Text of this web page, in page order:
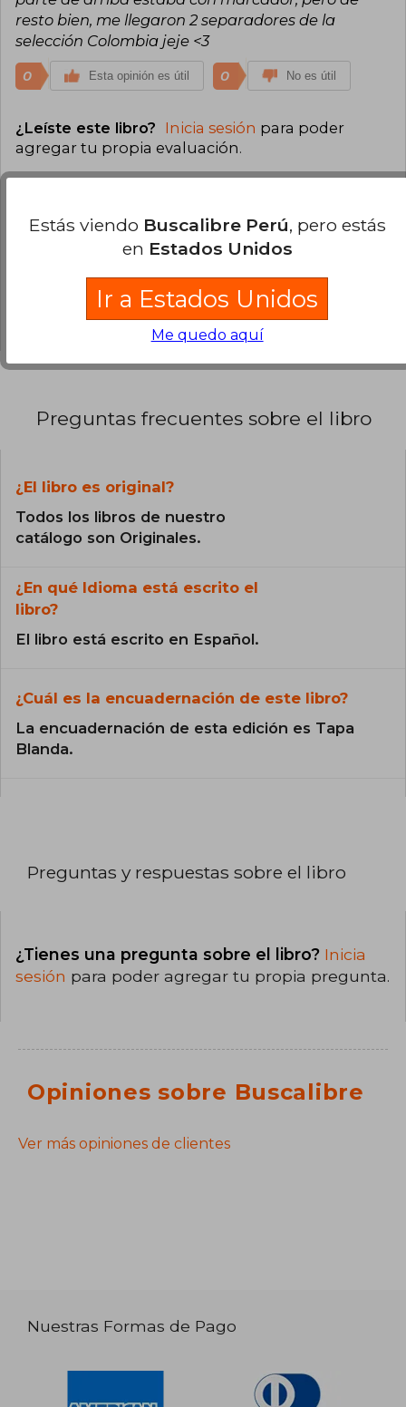
resto bien, me llegaron 2 separadores de la
selección Colombia jeje <3
0 Esta opinión es útil 0 No es útil
¿Leíste este libro? Inicia sesión para poder
agregar tu propia evaluación.
0% (0)
0% (0)
0% (0)
0% (0)
Preguntas frecuentes sobre el libro
¿El libro es original?
Todos los libros de nuestro
catálogo son Originales.
¿En qué Idioma está escrito el
libro?
El libro está escrito en Español.
¿Cuál es la encuadernación de este libro?
La encuadernación de esta edición es Tapa
Blanda.
Preguntas y respuestas sobre el libro
¿Tienes una pregunta sobre el libro? Inicia
sesión para poder agregar tu propia pregunta.
Opiniones sobre Buscalibre
Ver más opiniones de clientes
Nuestras Formas de Pago
Estás viendo Buscalibre Perú, pero estás
en Estados Unidos
Ir a Estados Unidos
Me quedo aquí